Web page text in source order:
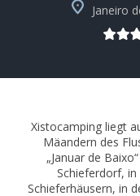
Janeiro
Xistocamping liegt
Mäandern des
„Januar de
Schieferdorf,
Schieferhäusern, in